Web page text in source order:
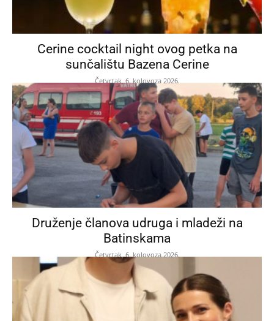
Cerine cocktail night ovog petka na
sunčalištu Bazena Cerine
Četvrtak, 6. kolovoza 2026.
Druženje članova udruga i mladeži na
Batinskama
Četvrtak, 6. kolovoza 2026.